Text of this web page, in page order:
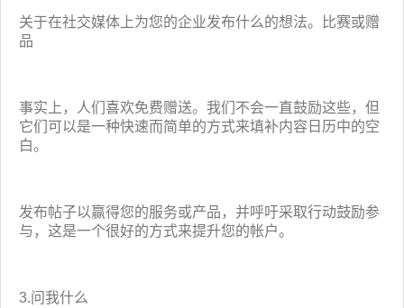
关于在社交媒体上为您的企业发布什么的想法。比赛或赠
品
事实上，人们喜欢免费赠送。我们不会一直鼓励这些，但
它们可以是一种快速而简单的方式来填补内容日历中的空
白。
发布帖子以赢得您的服务或产品，并呼吁采取行动鼓励参
与，这是一个很好的方式来提升您的帐户。
3.问我什么